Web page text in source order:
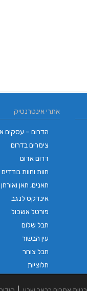
אתרי אינטרנטיק
הדרום – עסקים
צימרים בדרום
דרום אדום
חוות וחוות בודדים
חאנים, חאן ואורחן
אינדקס לנגב
פורטל אשכול
חבל שלום
עין הבשור
חבל צוחר
חלוציות